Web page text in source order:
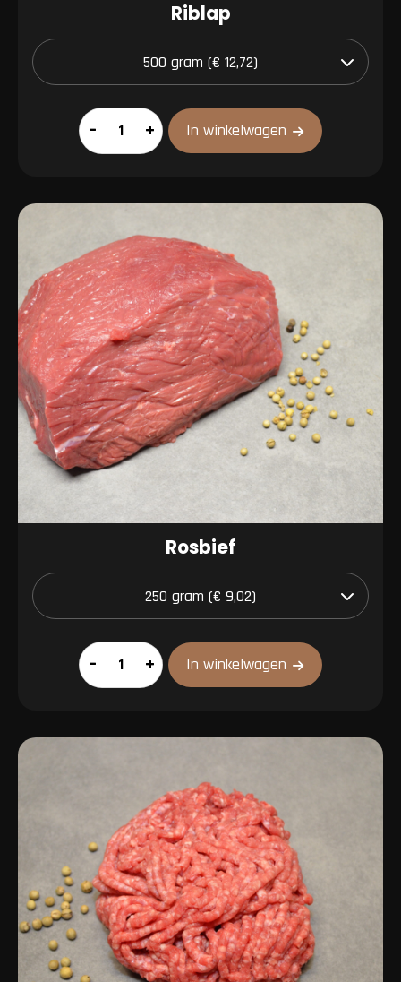
Riblap
Riblap
aantal
– + In winkelwagen
Rosbief
Rosbief
aantal
– + In winkelwagen